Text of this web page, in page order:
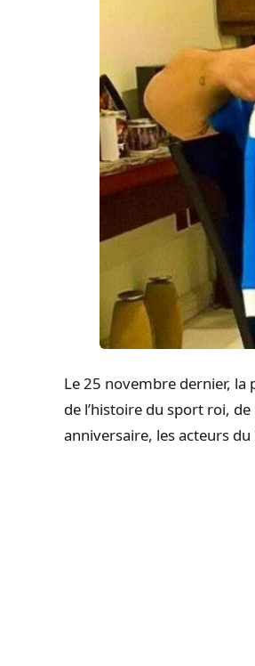
Le 25 novembre dernier, la
de l’histoire du sport roi,
anniversaire, les acteurs